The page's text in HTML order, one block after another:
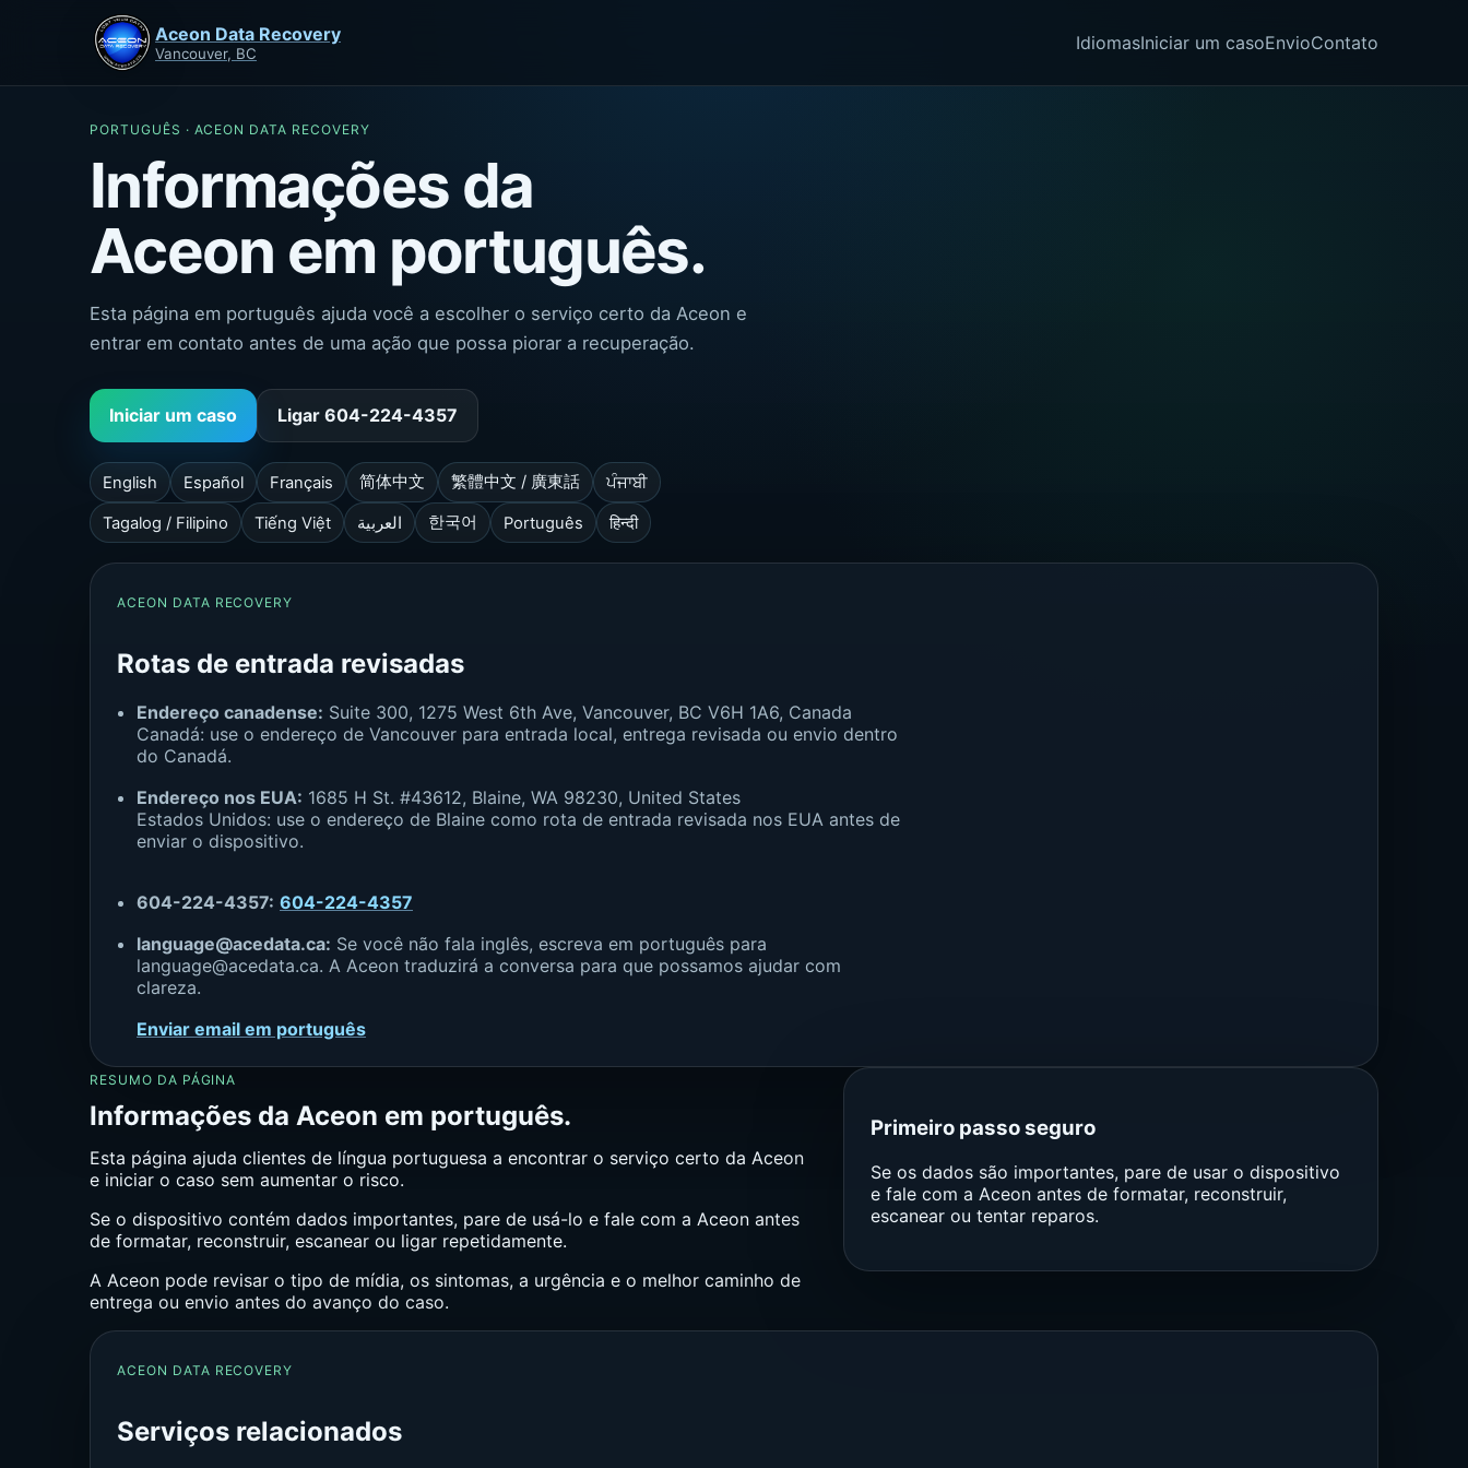
Aceon Data Recovery
Vancouver, BC IdiomasIniciar um casoEnvioContato
PORTUGUÊS · ACEON DATA RECOVERY
Informações da
Aceon em português.
Esta página em português ajuda você a escolher o serviço certo da Aceon e
entrar em contato antes de uma ação que possa piorar a recuperação.
Iniciar um caso Ligar 604-224-4357
English Español Français 简体中文 繁體中文 / 廣東話 ਪੰਜਾਬੀ
Tagalog / Filipino Tiếng Việt العربية 한국어 Português हिन्दी
ACEON DATA RECOVERY
Rotas de entrada revisadas
Endereço canadense: Suite 300, 1275 West 6th Ave, Vancouver, BC V6H 1A6, Canada
Canadá: use o endereço de Vancouver para entrada local, entrega revisada ou envio dentro
do Canadá.
Endereço nos EUA: 1685 H St. #43612, Blaine, WA 98230, United States
Estados Unidos: use o endereço de Blaine como rota de entrada revisada nos EUA antes de
enviar o dispositivo.
604-224-4357: 604-224-4357
language@acedata.ca: Se você não fala inglês, escreva em português para
language@acedata.ca. A Aceon traduzirá a conversa para que possamos ajudar com
clareza.
Enviar email em português
RESUMO DA PÁGINA
Informações da Aceon em português.
Esta página ajuda clientes de língua portuguesa a encontrar o serviço certo da Aceon
e iniciar o caso sem aumentar o risco.
Se o dispositivo contém dados importantes, pare de usá-lo e fale com a Aceon antes
de formatar, reconstruir, escanear ou ligar repetidamente.
A Aceon pode revisar o tipo de mídia, os sintomas, a urgência e o melhor caminho de
entrega ou envio antes do avanço do caso.
Primeiro passo seguro
Se os dados são importantes, pare de usar o dispositivo
e fale com a Aceon antes de formatar, reconstruir,
escanear ou tentar reparos.
ACEON DATA RECOVERY
Serviços relacionados